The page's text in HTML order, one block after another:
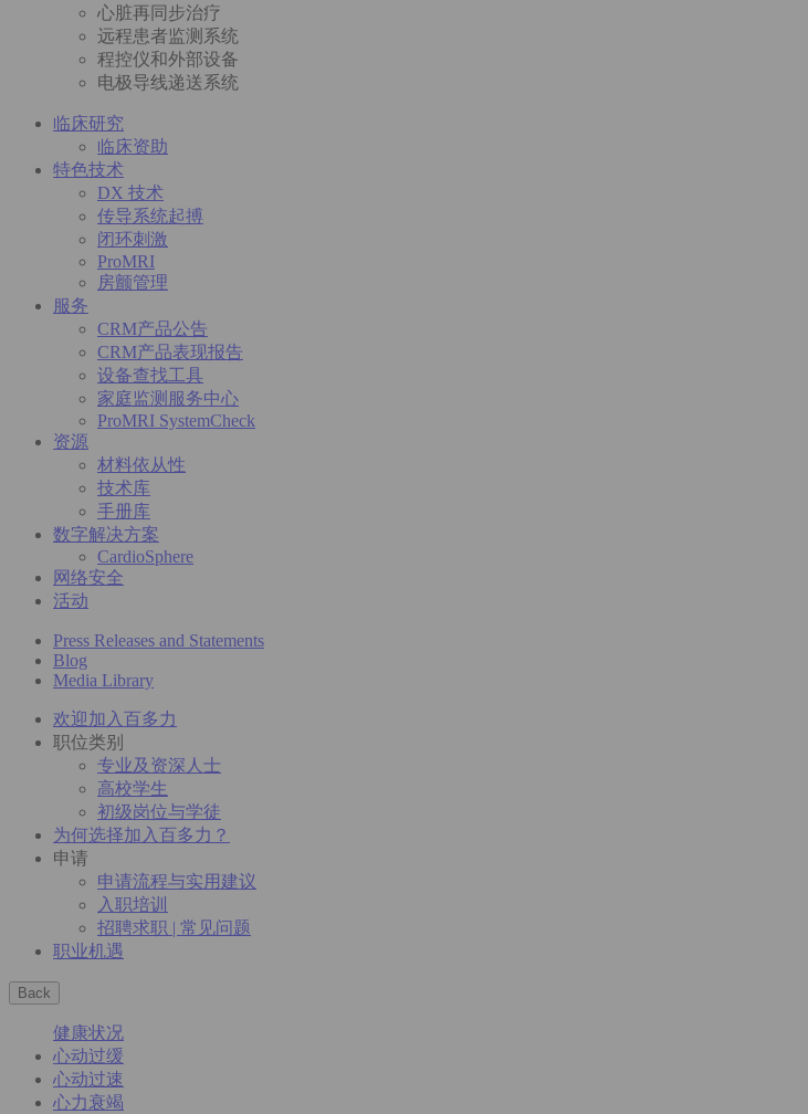
心脏再同步治疗
远程患者监测系统
程控仪和外部设备
电极导线递送系统
临床研究
临床资助
特色技术
DX 技术
传导系统起搏
闭环刺激
ProMRI
房颤管理
服务
CRM产品公告
CRM产品表现报告
设备查找工具
家庭监测服务中心
ProMRI SystemCheck
资源
材料依从性
技术库
手册库
数字解决方案
CardioSphere
网络安全
活动
Press Releases and Statements
Blog
Media Library
欢迎加入百多力
职位类别
专业及资深人士
高校学生
初级岗位与学徒
为何选择加入百多力？
申请
申请流程与实用建议
入职培训
招聘求职 | 常见问题
职业机遇
Back
健康状况
心动过缓
心动过速
心力衰竭